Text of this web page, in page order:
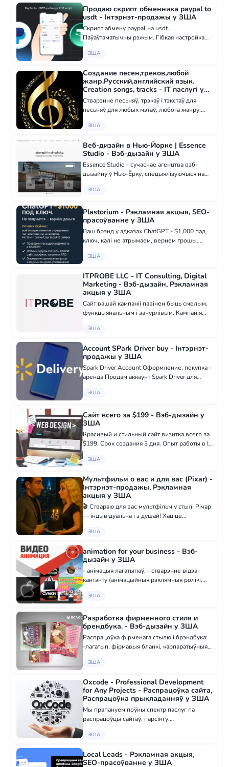
Продаю скрипт обменника paypal to
usdt - Інтэрнэт-продажы у ЗША
Скрипт абмену paypal на usdt.
Паўаўтаматычны рэжым. Гібкая настройка
курса usdt. Ручной поўнасцю кантраляваны
транзак...
ЗША
Создание песен,треков,любой
жанр.Русский,английский язык.
Creation songs, tracks - ІТ паслугі у
ЗША
Стварэнне песьняў, трэкаў і тэкстаў для
песьняў для любых мэтаў, любога жанру.
ЗША
Веб-дизайн в Нью-Йорке | Essence
Studio - Вэб-дызайн у ЗША
Essence Studio - сучаснае агенцтва вэб-
дызайну ў Нью-Ёрку, спецыялізуючыся на
філасофіяй дызайну такіх кампаній, як Apple
ЗША
Plastorium - Рэкламная акцыя, SEO-
прасоўванне у ЗША
Ваш брэнд у адказах ChatGPT - $1,000 пад
ключ, калі не атрымаем, вернем грошы.
чат-асістенты, а не пошук. Не там - значыць,
ЗША
ITPROBE LLC - IT Consulting, Digital
Marketing - Вэб-дызайн, Рэкламная
акцыя у ЗША
Сайт вашай кампаніі павінен быць смелым,
функцыянальным і занурлівым. Кампанія
бізнесу вызначыць свае унікальныя якасці
спр...
ЗША
Account SPark Driver buy - Інтэрнэт-
продажы у ЗША
Spark Driver Account Оформление, покупка -
аренда Продам аккаунт Spark Driver для
SPARK Восстановление аккаунта ✅
загру...
ЗША
Сайт всего за $199 - Вэб-дызайн у
ЗША
Красивый и стильный сайт визитка всего за
$199. Срок создания 3 дня. Опыт работы в IT
ЗША
Мультфильм о вас и для вас (Pixar) -
Інтэрнэт-продажы, Рэкламная
акцыя у ЗША
🎬 Ствараю для вас мультфільм у стылі Річар
— індывідуальна і з душай! Хаціце
казачнай форме? Падарыць эмоцыі, якія
ва...
ЗША
animation for your business - Вэб-
дызайн у ЗША
- анімацыя лагатыпаў, - стварэнне відэа-
кантэнту (анімацыйныя рэклямныя ролікі,
анімацыйныя ролікі, ролікі-інструкцыі па
вымаляв...
ЗША
Разработка фирменного стиля и
брендбука. - Вэб-дызайн у ЗША
Распрацоўка фірменага стылю і брэндбука:
-лагатып, фірмавыя бланкі, карпаратыўныя
сайта, -дызайн карпаратыўнай сувенірнай
ЗША
Oxcode - Professional Development
for Any Projects - Распрацоўка сайта,
Распрацоўка прыкладанняў у ЗША
Мы прапануем поўны спектр паслуг па
распрацоўцы сайтаў, парсінгу,
індывідуальныя рашэнні. Мы гатовыя
патрэбамі ў ўтрыманні. ○ Распрацоўка...
ЗША
Local Leads - Рэкламная акцыя,
SEO-прасоўванне у ЗША